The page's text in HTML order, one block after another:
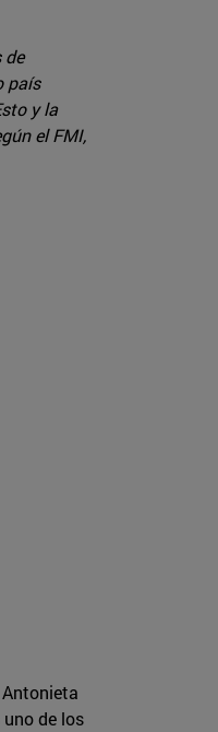
de
país
y la
el FMI,
de los